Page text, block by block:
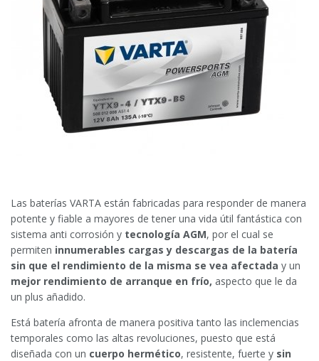
Las baterías VARTA están fabricadas para responder de manera
potente y fiable a mayores de tener una vida útil fantástica con
sistema anti corrosión y tecnología AGM, por el cual se
permiten innumerables cargas y descargas de la batería
sin que el rendimiento de la misma se vea afectada y un
mejor rendimiento de arranque en frío, aspecto que le da
un plus añadido.
Está batería afronta de manera positiva tanto las inclemencias
temporales como las altas revoluciones, puesto que está
diseñada con un cuerpo hermético, resistente, fuerte y sin